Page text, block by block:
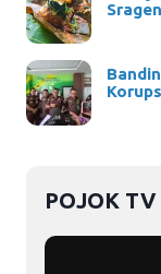
POJOK TV